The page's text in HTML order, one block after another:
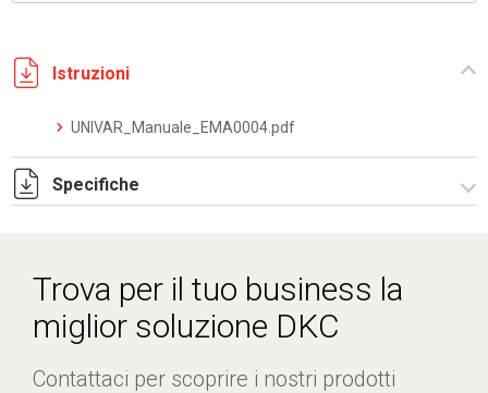
Istruzioni
UNIVAR_Manuale_EMA0004.pdf
Specifiche
Trova per il tuo business la
miglior soluzione DKC
Contattaci per scoprire i nostri prodotti